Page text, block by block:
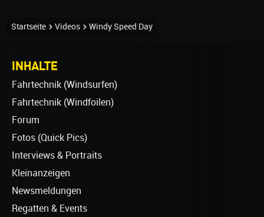
Startseite Videos Windy Speed Day
INHALTE
Fahrtechnik (Windsurfen)
Fahrtechnik (Windfoilen)
Forum
Fotos (Quick Pics)
Interviews & Portraits
Kleinanzeigen
Newsmeldungen
Regatten & Events